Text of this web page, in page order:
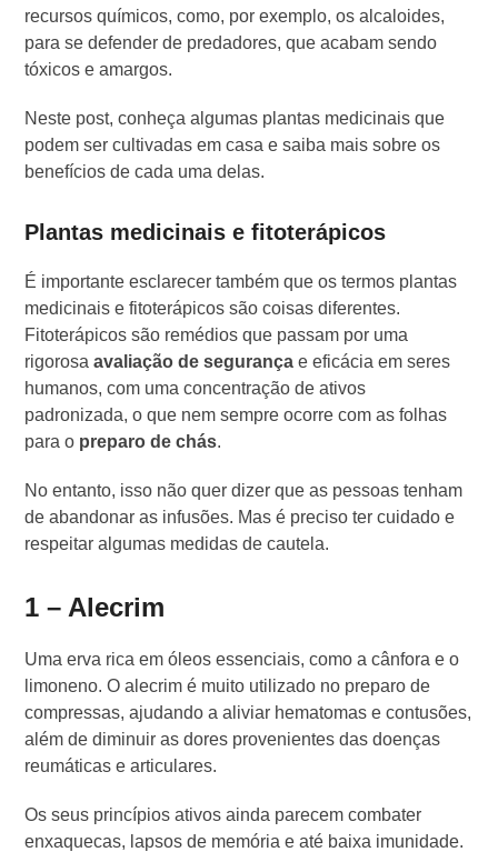
recursos químicos, como, por exemplo, os alcaloides,
para se defender de predadores, que acabam sendo
tóxicos e amargos.
Neste post, conheça algumas plantas medicinais que
podem ser cultivadas em casa e saiba mais sobre os
benefícios de cada uma delas.
Plantas medicinais e fitoterápicos
É importante esclarecer também que os termos plantas
medicinais e fitoterápicos são coisas diferentes.
Fitoterápicos são remédios que passam por uma
rigorosa avaliação de segurança e eficácia em seres
humanos, com uma concentração de ativos
padronizada, o que nem sempre ocorre com as folhas
para o preparo de chás.
No entanto, isso não quer dizer que as pessoas tenham
de abandonar as infusões. Mas é preciso ter cuidado e
respeitar algumas medidas de cautela.
1 – Alecrim
Uma erva rica em óleos essenciais, como a cânfora e o
limoneno. O alecrim é muito utilizado no preparo de
compressas, ajudando a aliviar hematomas e contusões,
além de diminuir as dores provenientes das doenças
reumáticas e articulares.
Os seus princípios ativos ainda parecem combater
enxaquecas, lapsos de memória e até baixa imunidade.